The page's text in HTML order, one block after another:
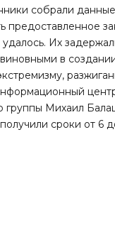
собрали
предоставленное
Их
в
группы Михаил
сроки от 6